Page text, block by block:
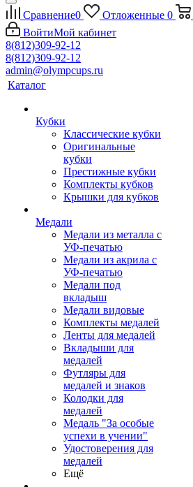
Сравнение0 Отложенные 0
ВойтиМой кабинет
8(812)309-92-12
8(812)309-92-12
admin@olympcups.ru
Каталог
Кубки
Классические кубки
Оригинальные
кубки
Престижные кубки
Комплекты кубков
Крышки для кубков
Медали
Медали из металла с
УФ-печатью
Медали из акрила с
УФ-печатью
Медали под
вкладыш
Медали видовые
Комплекты медалей
Ленты для медалей
Вкладыши для
медалей
Футляры для
медалей и знаков
Колодки для
медалей
Медаль "За особые
успехи в учении"
Удостоверения для
медалей
Ещё